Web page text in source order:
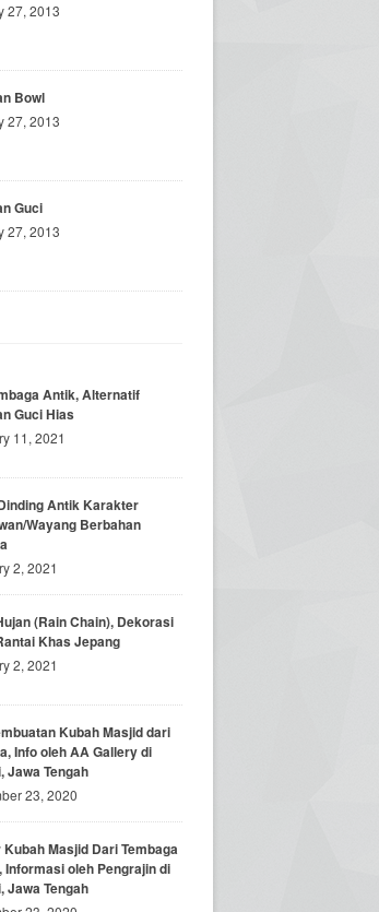
27, 2013
Bowl
27, 2013
Guci
27, 2013
Antik, Alternatif
Guci Hias
11, 2021
Antik Karakter
Wayang Berbahan
2, 2021
(Rain Chain), Dekorasi
Khas Jepang
2, 2021
Kubah Masjid dari
Info oleh AA Gallery di
Jawa Tengah
23, 2020
Masjid Dari Tembaga
Informasi oleh Pengrajin di
Jawa Tengah